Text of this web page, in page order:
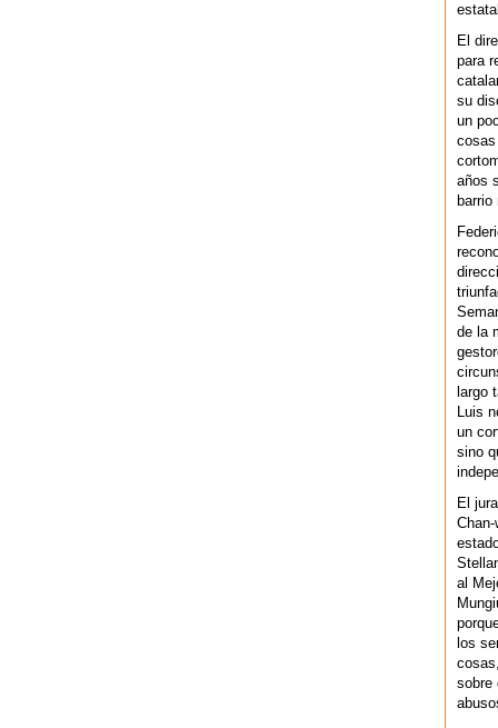
El
para
su
un
cosas
años
de la
largo
Luis
un
sino
El
al
los
sobre